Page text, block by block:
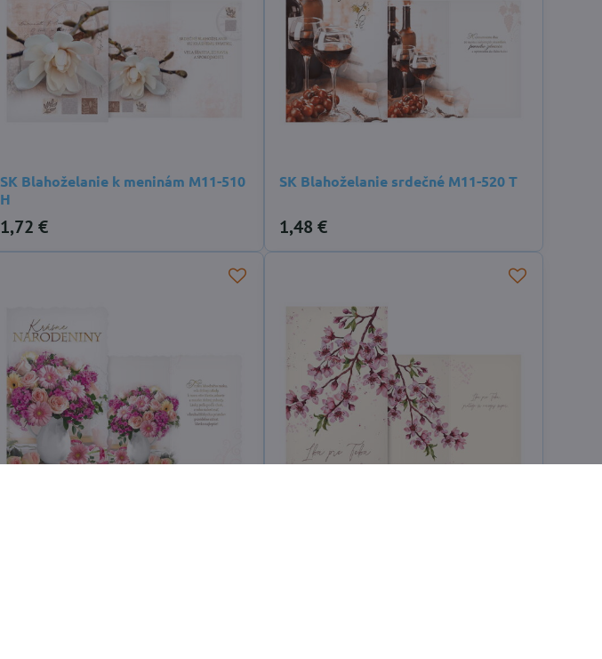
SK Blahoželanie k meninám M11-510
H
1,72 €
SK Blahoželanie srdečné M11-520 T
1,48 €